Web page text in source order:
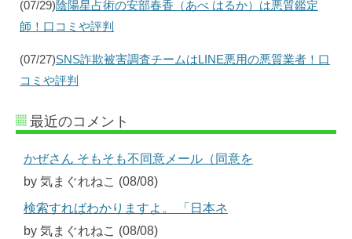
(07/29)陰陽星占術の安部春香（あべ はるか）は悪質鑑定
師！口コミや評判
(07/27)SNS詐欺被害調査チームはLINE悪用の悪質業者！口
コミや評判
最近のコメント
かぜさん そもそも不同意メール（同意を
by 気まぐれねこ (08/08)
検索すればわかりますよ。 「日本ネ
by 気まぐれねこ (08/08)